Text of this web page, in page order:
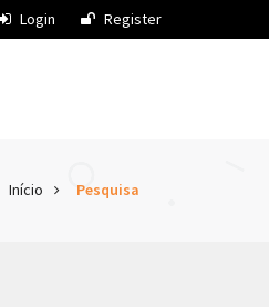
Login Register
Início Pesquisa